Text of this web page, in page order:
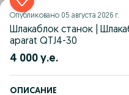
Опубликовано 05 августа 2026 г.
Шлакаблок станок |
aparat QTJ4-30
4 000 у.е.
ОПИСАНИЕ